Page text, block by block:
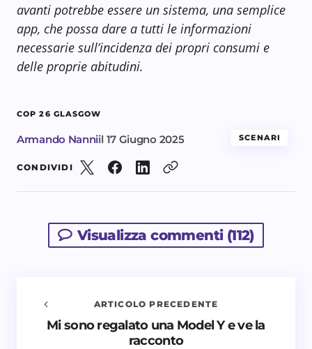
avanti potrebbe essere un sistema, una semplice
app, che possa dare a tutti le informazioni
necessarie sull’incidenza dei propri consumi e
delle proprie abitudini.
COP 26 GLASGOW
Armando Nanniil 17 Giugno 2025 SCENARI
CONDIVIDI
Visualizza commenti (112)
Avvisami quando vengono aggiunti nuovi
ARTICOLO PRECEDENTE
Mi sono regalato una Model Y e ve la
racconto